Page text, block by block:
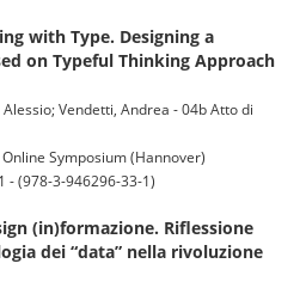
with Type. Designing a
on Typeful Thinking Approach
Vendetti, Andrea - 04b Atto di
Symposium (Hannover)
- (978-3-946296-33-1)
(in)formazione. Riflessione
dei “data” nella rivoluzione